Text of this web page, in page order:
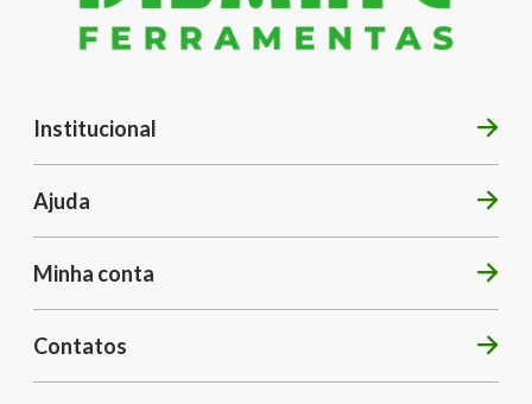
Institucional
Ajuda
Minha conta
Contatos